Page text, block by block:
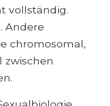
vollständig.
Andere
chromosomal,